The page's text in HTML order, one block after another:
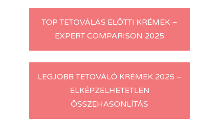
Post
navigation
TOP TETOVÁLÁS ELŐTTI KRÉMEK –
EXPERT COMPARISON 2025
LEGJOBB TETOVÁLÓ KRÉMEK 2025 –
ELKÉPZELHETETLEN
ÖSSZEHASONLÍTÁS